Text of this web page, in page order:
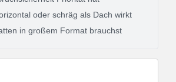
oder schräg als Dach wirkt
in großem Format brauchst